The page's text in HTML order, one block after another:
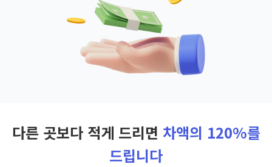
다른 곳보다 적게 드리면 차액의 120%를
드립니다